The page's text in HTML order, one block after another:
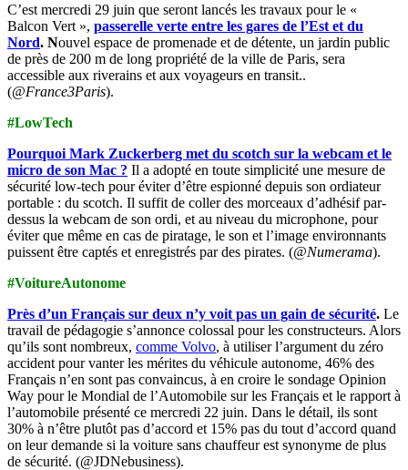
C’est mercredi 29 juin que seront lancés les travaux pour le «
Balcon Vert », passerelle verte entre les gares de l’Est et du
Nord. Nouvel espace de promenade et de détente, un jardin public
de près de 200 m de long propriété de la ville de Paris, sera
accessible aux riverains et aux voyageurs en transit..
(‏@France3Paris).
#LowTech
Pourquoi Mark Zuckerberg met du scotch sur la webcam et le
micro de son Mac ? Il a adopté en toute simplicité une mesure de
sécurité low-tech pour éviter d’être espionné depuis son ordiateur
portable : du scotch. Il suffit de coller des morceaux d’adhésif par-
dessus la webcam de son ordi, et au niveau du microphone, pour
éviter que même en cas de piratage, le son et l’image environnants
puissent être captés et enregistrés par des pirates. (‏@Numerama).
#VoitureAutonome
Près d’un Français sur deux n’y voit pas un gain de sécurité. Le
travail de pédagogie s’annonce colossal pour les constructeurs. Alors
qu’ils sont nombreux, comme Volvo, à utiliser l’argument du zéro
accident pour vanter les mérites du véhicule autonome, 46% des
Français n’en sont pas convaincus, à en croire le sondage Opinion
Way pour le Mondial de l’Automobile sur les Français et le rapport à
l’automobile présenté ce mercredi 22 juin. Dans le détail, ils sont
30% à n’être plutôt pas d’accord et 15% pas du tout d’accord quand
on leur demande si la voiture sans chauffeur est synonyme de plus
de sécurité. (‏@JDNebusiness).